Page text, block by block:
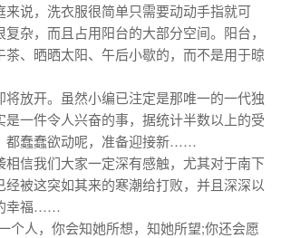
说，洗衣服很简单只需要动动手指就可
杂，而且占用阳台的大部分空间。阳台，
茶、晒晒太阳、午后小歇的，而不是用于晾
放开。虽然小编已注定是那唯一的一代独
是一件令人兴奋的事，据统计半数以上的受
都蠢蠢欲动呢，准备迎接新……
信我们大家一定深有感触，尤其对于南下
经被这突如其来的寒潮给打败，并且深深以
幸福……
人，你会知她所想，知她所望;你还会愿